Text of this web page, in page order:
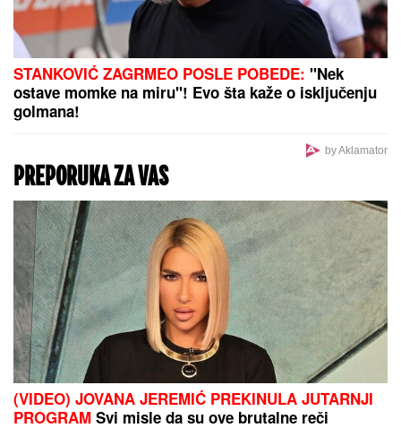
Marina Tucaković iznajmljivala stan gde je čuvala
stvari vredne milion evra, otkriveni detalji: "Futa je
sve to stavio u crne kese"
OVO JE NAJLEPŠA VILA U BEOGRADUNaš